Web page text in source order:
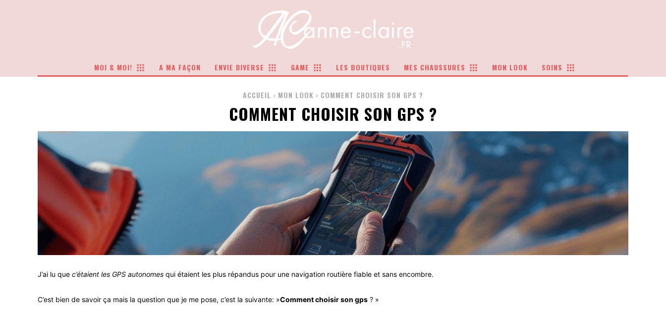
MOI & MOI! A MA FAÇON ENVIE DIVERSE GAME LES BOUTIQUES MES CHAUSSURES MON LOOK SOINS
ACCUEIL MON LOOK COMMENT CHOISIR SON GPS ?
COMMENT CHOISIR SON GPS ?
J’ai lu que c’étaient les GPS autonomes qui étaient les plus répandus pour une navigation routière fiable et sans encombre.
C’est bien de savoir ça mais la question que je me pose, c’est la suivante: »Comment choisir son gps ? »